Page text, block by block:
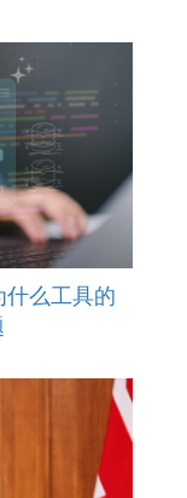
么工具的